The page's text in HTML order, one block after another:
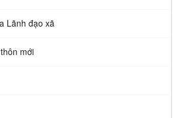
Lãnh đạo xã
mới